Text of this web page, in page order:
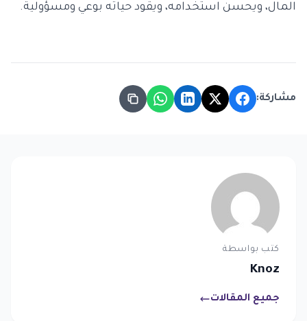
المال، ويحسن استخدامه، ويقود حياته بوعي ومسؤولية.
مشاركة:
كتب بواسطة
Knoz
جميع المقالات